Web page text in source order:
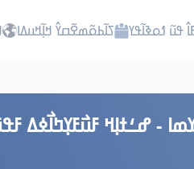
ߟߎ߬ ߗߋߢߊ߬ߟߌ ߖߊ߬ߕߋ߬ߘߐ߬ߛߌ߮ ߞߊ߲߬ߞߎߡߊ
- ߝߑߙߊ߲ߞ ߓߎ߯ߓߌ߲ߤߊ߯ߦߡ